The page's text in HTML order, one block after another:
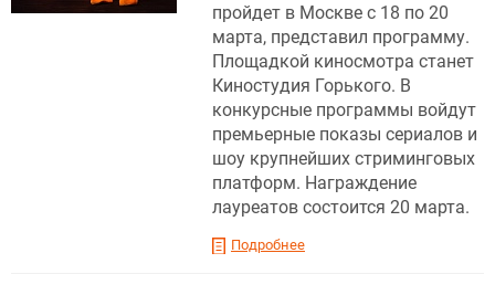
пройдет в Москве с 18 по 20
марта, представил программу.
Площадкой киносмотра станет
Киностудия Горького. В
конкурсные программы войдут
премьерные показы сериалов и
шоу крупнейших стриминговых
платформ. Награждение
лауреатов состоится 20 марта.
Подробнее